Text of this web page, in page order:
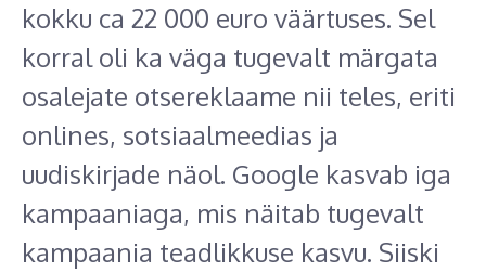
kokku ca 22 000 euro väärtuses. Sel
korral oli ka väga tugevalt märgata
osalejate otsereklaame nii teles, eriti
onlines, sotsiaalmeedias ja
uudiskirjade näol. Google kasvab iga
kampaaniaga, mis näitab tugevalt
kampaania teadlikkuse kasvu. Siiski